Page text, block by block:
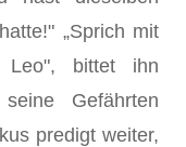
„Sprich mit
Leo", bittet ihn
Gefährten
predigt weiter,